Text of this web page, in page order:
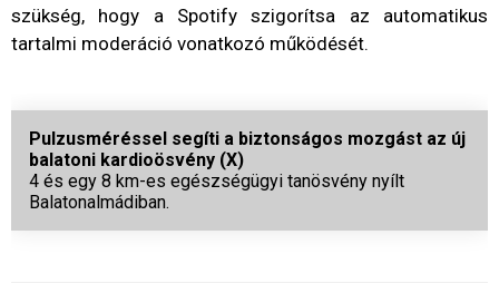
szükség, hogy a Spotify szigorítsa az automatikus
tartalmi moderáció vonatkozó működését.
Pulzusméréssel segíti a biztonságos mozgást az új
balatoni kardioösvény (X)
4 és egy 8 km-es egészségügyi tanösvény nyílt
Balatonalmádiban.